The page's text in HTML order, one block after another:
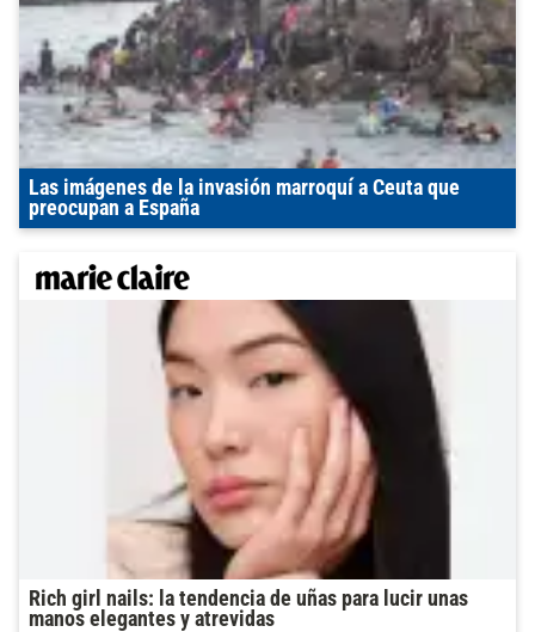
Las imágenes de la invasión marroquí a Ceuta que
preocupan a España
Rich girl nails: la tendencia de uñas para lucir unas
manos elegantes y atrevidas